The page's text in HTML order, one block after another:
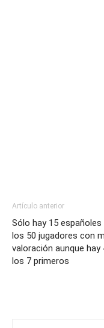
Artículo anterior
Sólo hay 15 españoles
los 50 jugadores con
valoración aunque hay
los 7 primeros